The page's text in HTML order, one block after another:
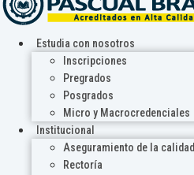
Estudia con nosotros
Inscripciones
Pregrados
Posgrados
Micro y Macrocredenciales
Institucional
Aseguramiento de la calidad
Rectoría